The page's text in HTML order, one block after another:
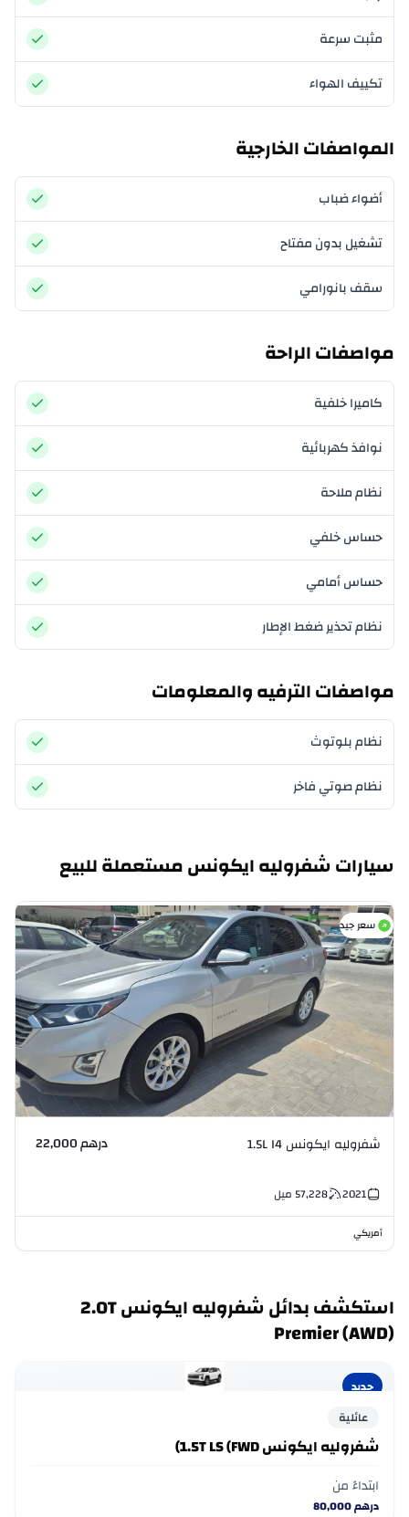
مثبت سرعة
تكييف الهواء
المواصفات الخارجية
أضواء ضباب
تشغيل بدون مفتاح
سقف بانورامي
مواصفات الراحة
كاميرا خلفية
نوافذ كهربائية
نظام ملاحة
حساس خلفي
حساس أمامي
نظام تحذير ضغط الإطار
مواصفات الترفيه والمعلومات
نظام بلوتوث
نظام صوتي فاخر
سيارات شفروليه ايكونس مستعملة للبيع
سعر جيد
شفروليه ايكونس 1.5L I4 درهم 22,000
2021
57,228ميل
أمريكي
استكشف بدائل شفروليه ايكونس 2.0T
Premier (AWD)
جديد
عائلية
شفروليه ايكونس 1.5T LS (FWD)
ابتداءً من
درهم80,000